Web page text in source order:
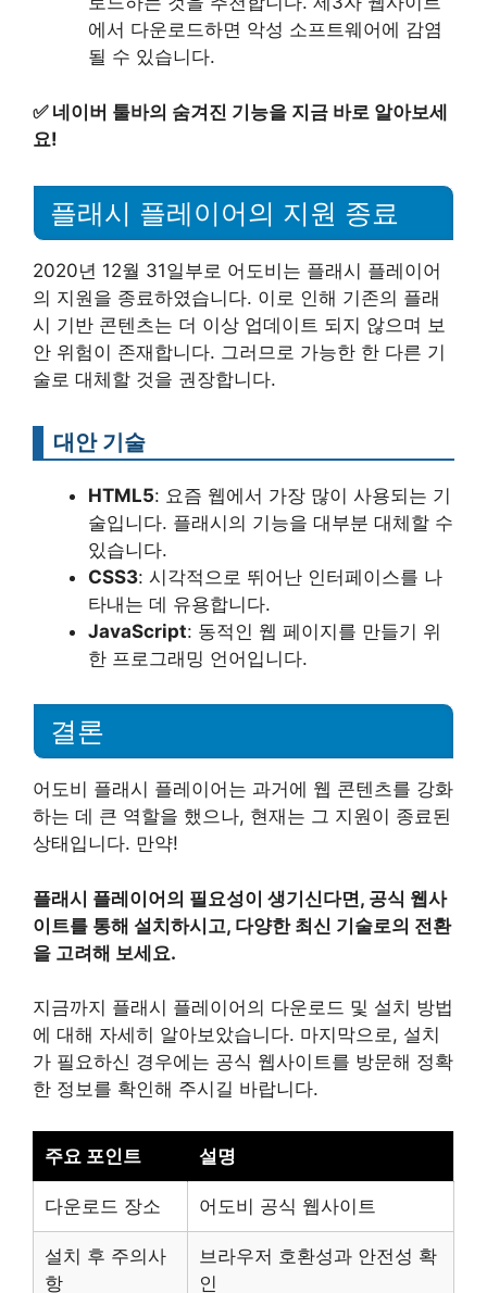
에서 다운로드하면 악성 소프트웨어에 감염
될 수 있습니다.
✅ 네이버 툴바의 숨겨진 기능을 지금 바로 알아보세
요!
플래시 플레이어의 지원 종료
2020년 12월 31일부로 어도비는 플래시 플레이어
의 지원을 종료하였습니다. 이로 인해 기존의 플래
시 기반 콘텐츠는 더 이상 업데이트 되지 않으며 보
안 위험이 존재합니다. 그러므로 가능한 한 다른 기
술로 대체할 것을 권장합니다.
대안 기술
HTML5: 요즘 웹에서 가장 많이 사용되는 기
술입니다. 플래시의 기능을 대부분 대체할 수
있습니다.
CSS3: 시각적으로 뛰어난 인터페이스를 나
타내는 데 유용합니다.
JavaScript: 동적인 웹 페이지를 만들기 위
한 프로그래밍 언어입니다.
결론
어도비 플래시 플레이어는 과거에 웹 콘텐츠를 강화
하는 데 큰 역할을 했으나, 현재는 그 지원이 종료된
상태입니다. 만약!
플래시 플레이어의 필요성이 생기신다면, 공식 웹사
이트를 통해 설치하시고, 다양한 최신 기술로의 전환
을 고려해 보세요.
지금까지 플래시 플레이어의 다운로드 및 설치 방법
에 대해 자세히 알아보았습니다. 마지막으로, 설치
가 필요하신 경우에는 공식 웹사이트를 방문해 정확
한 정보를 확인해 주시길 바랍니다.
주요 포인트 설명
다운로드 장소 어도비 공식 웹사이트
설치 후 주의사
항
브라우저 호환성과 안전성 확
인